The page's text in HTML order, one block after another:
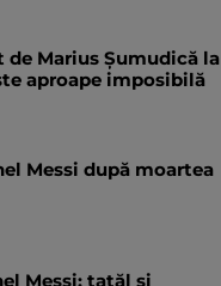
Marius Șumudică la
aproape imposibilă
Messi după moartea
Messi: tatăl și